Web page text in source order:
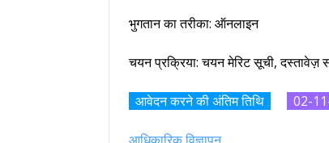
भुगतान का तरीका: ऑनलाइन
चयन प्रक्रिया: चयन मेरिट सूची, दस्तावेज़
आवेदन करने की अंतिम तिथि 02-